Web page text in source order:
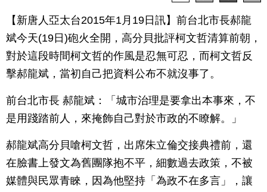
【新唐人亞太台2015年1月19日訊】前台北市長郝龍
斌今天(19日)砲火全開，高分貝批評柯文哲清算前朝，
對於這段時間柯文哲的作風是忍無可忍，而柯文哲反
擊郝龍斌，當初自己把資料公布不就沒事了。
前台北市長 郝龍斌：「城市治理是要拿出本事來，不
是用踐踏前人，來掩飾自己對於市政的不瞭解。」
郝龍斌高分貝嗆柯文哲，出席朱立倫交接典禮前，還
在臉書上發文為舊團隊抱不平，細數過去政策，不被
媒體與民眾青睞，因為他堅持「為政不在多言」，讓